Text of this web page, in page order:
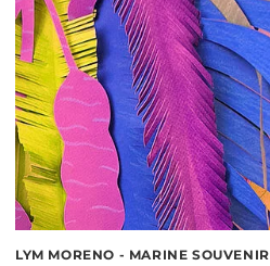
LYM MORENO - MARINE SOUVENIR